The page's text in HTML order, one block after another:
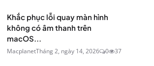
Khắc phục lỗi quay màn hình
không có âm thanh trên
macOS...
MacplanetTháng 2, ngày 14, 2026 0 37